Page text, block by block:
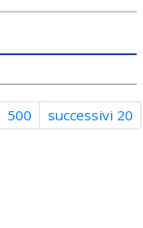
500
successivi 20